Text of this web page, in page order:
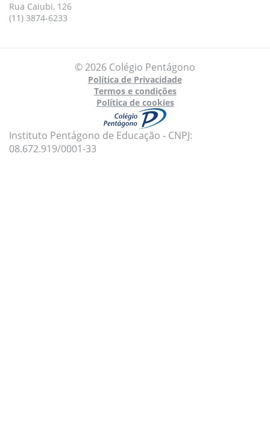
Rua Caiubi, 126
(11) 3874-6233
© 2026 Colégio Pentágono
Política de Privacidade
Termos e condições
Política de cookies
Instituto Pentágono de Educação - CNPJ:
08.672.919/0001-33